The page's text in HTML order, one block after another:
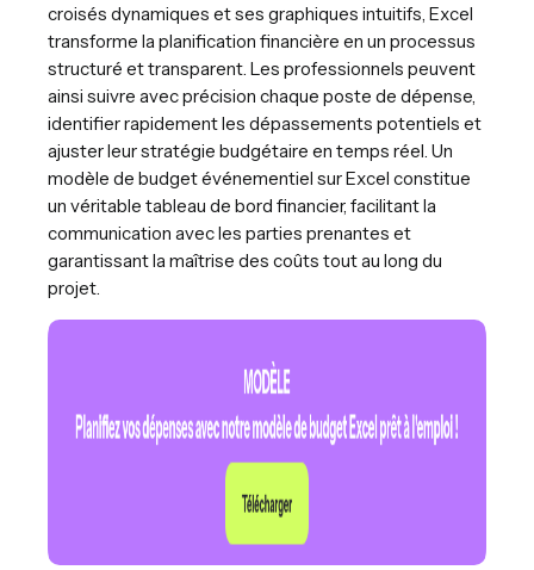
croisés dynamiques et ses graphiques intuitifs, Excel
transforme la planification financière en un processus
structuré et transparent. Les professionnels peuvent
ainsi suivre avec précision chaque poste de dépense,
identifier rapidement les dépassements potentiels et
ajuster leur stratégie budgétaire en temps réel. Un
modèle de budget événementiel sur Excel constitue
un véritable tableau de bord financier, facilitant la
communication avec les parties prenantes et
garantissant la maîtrise des coûts tout au long du
projet.